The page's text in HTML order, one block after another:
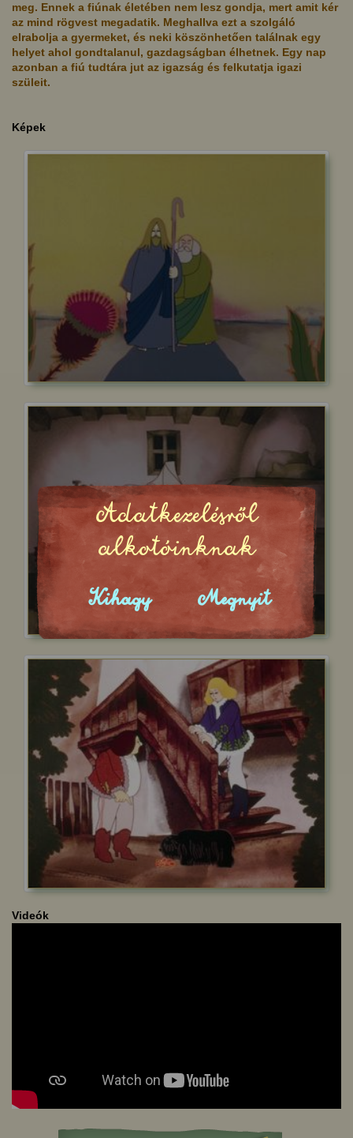
meg. Ennek a fiúnak életében nem lesz gondja, mert amit kér
az mind rögvest megadatik. Meghallva ezt a szolgáló
elrabolja a gyermeket, és neki köszönhetően találnak egy
helyet ahol gondtalanul, gazdagságban élhetnek. Egy nap
azonban a fiú tudtára jut az igazság és felkutatja igazi
szüleit.
Képek
Videók
Adatkezelésről
alkotóinknak
Kihagy Megnyit